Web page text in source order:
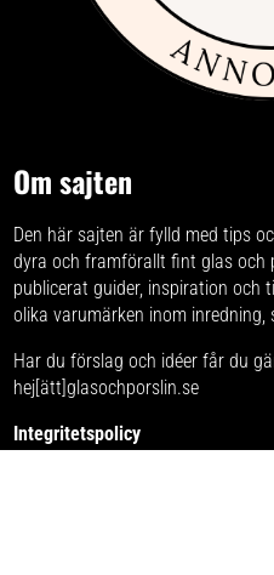
Om sajten
Den här sajten är fylld med tips
dyra och framförallt fint glas och
publicerat guider, inspiration och
olika varumärken inom inredning,
Har du förslag och idéer får du
hej[ätt]glasochporslin.se
Integritetspolicy